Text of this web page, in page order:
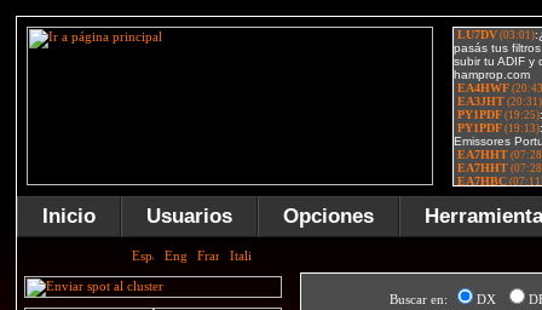
Inicio Usuarios Opciones
Buscar en: DX